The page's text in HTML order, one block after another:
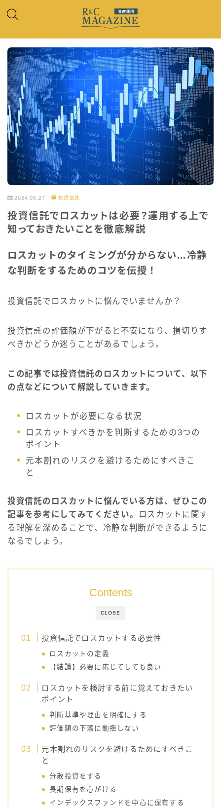
2024.05.27 投資信託
投資信託でロスカットは必要？運用する上で
知っておきたいことを徹底解説
ロスカットのタイミングが分からない…冷静
な判断をするためのコツを伝授！
投資信託でロスカットに悩んでいませんか？
投資信託の評価額が下がると不安になり、損切りす
べきかどうか迷うことがあるでしょう。
この記事では投資信託のロスカットについて、以下
の点などについて解説していきます。
ロスカットが必要になる状況
ロスカットすべきかを判断するための3つの
ポイント
元本割れのリスクを避けるためにすべきこ
と
投資信託のロスカットに悩んでいる方は、ぜひこの
記事を参考にしてみてください。
ロスカットに関す
る理解を深めることで、冷静な判断ができるように
なるでしょう。
CLOSE
Contents
投資信託でロスカットする必要性
ロスカットの定義
【結論】必要に応じてしても良い
ロスカットを検討する前に覚えておきたい
ポイント
判断基準や理由を明確にする
評価額の下落に動揺しない
元本割れのリスクを避けるためにすべきこ
と
分散投資をする
長期保有を心がける
インデックスファンドを中心に保有する